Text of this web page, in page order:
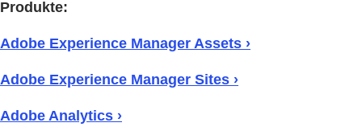
Produkte:
Adobe Experience Manager Assets ›
Adobe Experience Manager Sites ›
Adobe Analytics ›